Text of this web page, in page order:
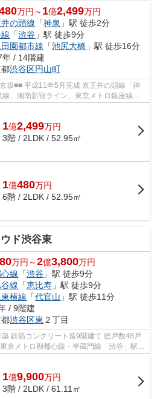
万円～ 1億2,499万円
の頭線 「神泉 」駅 徒歩2分
「渋谷 」駅 徒歩9分
園都市線 「池尻大橋 」駅 徒歩16分
年 / 14階建
渋谷区円山町
の頭線「神
、...
1億2,499万円
3階 / 2LDK / 52.95㎡
1億480万円
6階 / 2LDK / 52.95㎡
ド渋谷東
万円～2億3,800万円
線 「渋谷 」駅 徒歩9分
線 「恵比寿 」駅 徒歩9分
横線 「代官山 」駅 徒歩11分
/ 9階建
渋谷区東 ２丁目
...
1億9,900万円
3階 / 2LDK / 61.11㎡